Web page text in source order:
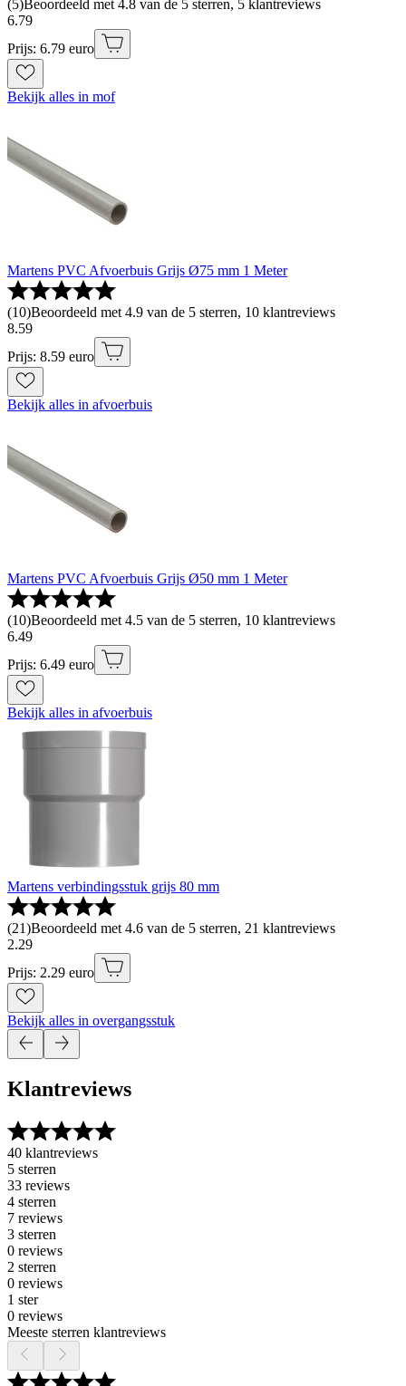
(5)Beoordeeld met 4.8 van de 5 sterren, 5 klantreviews
6.79
Prijs: 6.79 euro
Bekijk alles in mof
Martens PVC Afvoerbuis Grijs Ø75 mm 1 Meter
(10)Beoordeeld met 4.9 van de 5 sterren, 10 klantreviews
8.59
Prijs: 8.59 euro
Bekijk alles in afvoerbuis
Martens PVC Afvoerbuis Grijs Ø50 mm 1 Meter
(10)Beoordeeld met 4.5 van de 5 sterren, 10 klantreviews
6.49
Prijs: 6.49 euro
Bekijk alles in afvoerbuis
Martens verbindingsstuk grijs 80 mm
(21)Beoordeeld met 4.6 van de 5 sterren, 21 klantreviews
2.29
Prijs: 2.29 euro
Bekijk alles in overgangsstuk
Klantreviews
40 klantreviews
5 sterren
33 reviews
4 sterren
7 reviews
3 sterren
0 reviews
2 sterren
0 reviews
1 ster
0 reviews
Meeste sterren klantreviews